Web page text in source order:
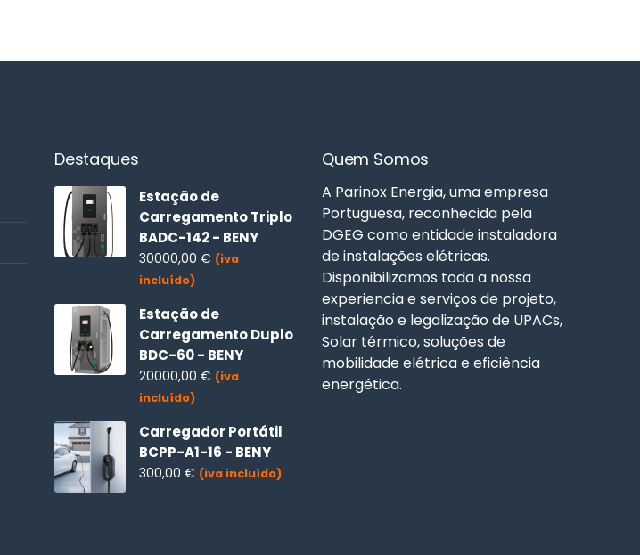
Destaques
Estação de
Carregamento Triplo
BADC-142 - BENY
30000,00 € (iva
incluído)
Estação de
Carregamento Duplo
BDC-60 - BENY
20000,00 € (iva
incluído)
Carregador Portátil
BCPP-A1-16 - BENY
300,00 € (iva incluído)
Quem Somos
A Parinox Energia, uma empresa
Portuguesa, reconhecida pela
DGEG como entidade instaladora
de instalações elétricas.
Disponibilizamos toda a nossa
experiencia e serviços de projeto,
instalação e legalização de UPACs,
Solar térmico, soluções de
mobilidade elétrica e eficiência
energética.